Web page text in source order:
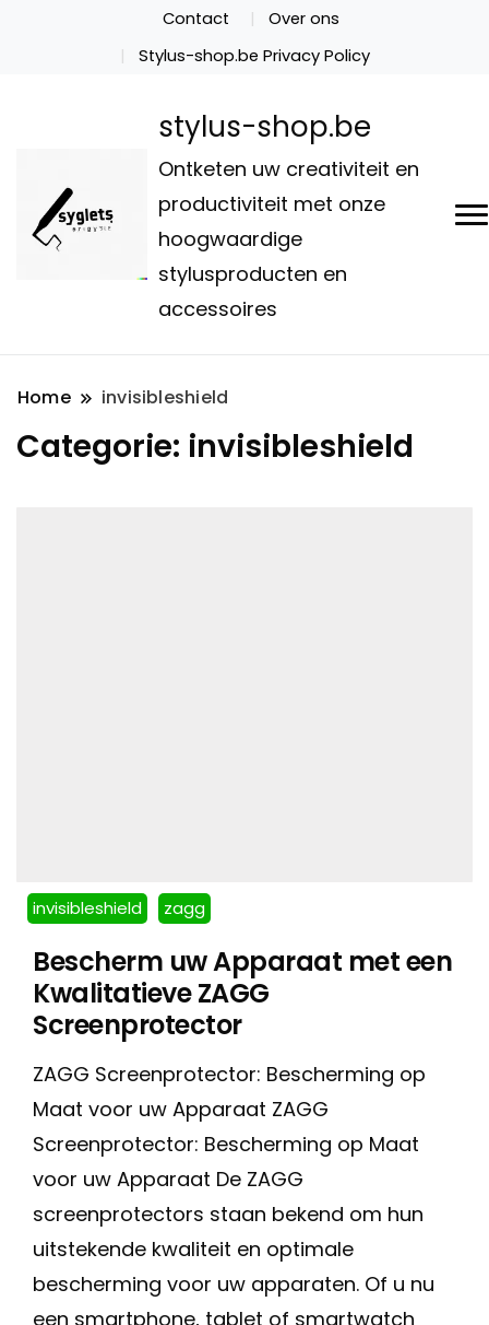
Contact
Over ons
Stylus-shop.be Privacy Policy
stylus-shop.be
Ontketen uw creativiteit en
productiviteit met onze
hoogwaardige
stylusproducten en
accessoires
Home invisibleshield
Categorie: invisibleshield
invisibleshield zagg
Bescherm uw Apparaat met een
Kwalitatieve ZAGG
Screenprotector
ZAGG Screenprotector: Bescherming op
Maat voor uw Apparaat ZAGG
Screenprotector: Bescherming op Maat
voor uw Apparaat De ZAGG
screenprotectors staan bekend om hun
uitstekende kwaliteit en optimale
bescherming voor uw apparaten. Of u nu
een smartphone, tablet of smartwatch